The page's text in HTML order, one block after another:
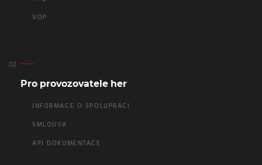
VOP
Pro provozovatele her
INFORMACE O SPOLUPRÁCI
SMLOUVA
API DOKUMENTACE